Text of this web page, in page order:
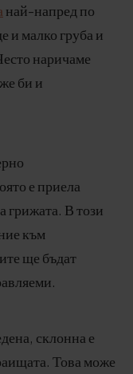
най-напред по
и малко груба и
наричаме
би и
е приела
грижата. В този
към
ще бъдат
склонна е
Това може